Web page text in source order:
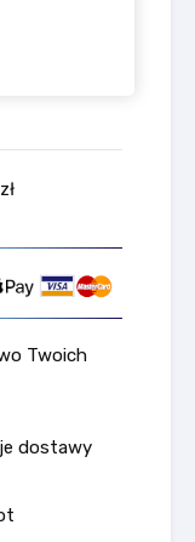
Twoich
dostawy